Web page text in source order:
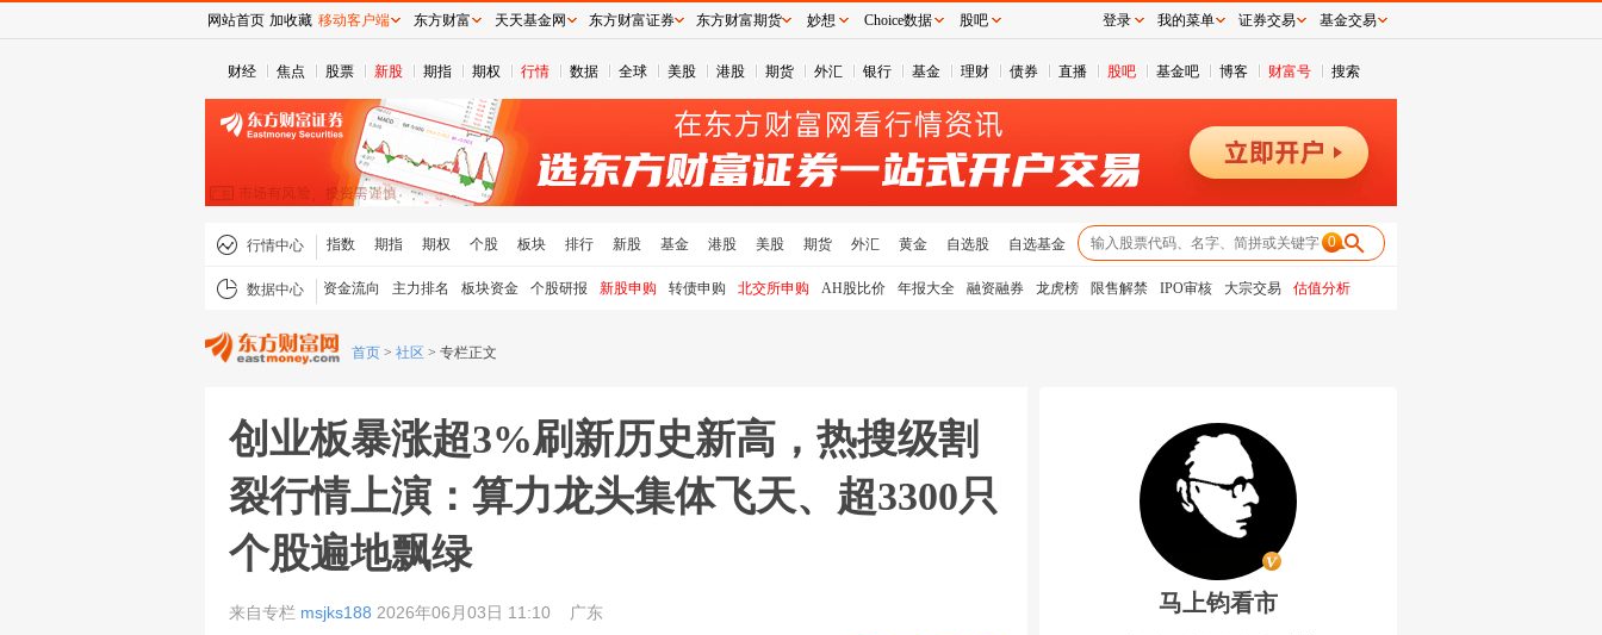
财经 焦点 股票 新股 期指 期权 行情 数据 全球 美股 港股 期货 外汇 银行 基金 理财 债券 直播 股吧 基金吧 博客 财富号 搜索
行情中心 指数 期指 期权 个股 板块 排行 新股 基金 港股 美股 期货 外汇 黄金 自选股 自选基金 0
数据中心 资金流向 主力排名 板块资金 个股研报 新股申购 转债申购 北交所申购 AH股比价 年报大全 融资融券 龙虎榜 限售解禁 IPO审核 大宗交易 估值分析
首页 > 社区 > 专栏正文
创业板暴涨超3%刷新历史新高，热搜级割
裂行情上演：算力龙头集体飞天、超3300只
个股遍地飘绿
来自专栏 msjks188 2026年06月03日 11:10 广东 马上钧看市
网站首页 加收藏 移动客户端 东方财富 天天基金网 东方财富证券 东方财富期货 妙想 Choice数据 股吧 登录 我的菜单 证券交易 基金交易